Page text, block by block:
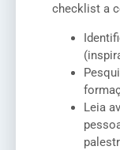
checklist a
Leia